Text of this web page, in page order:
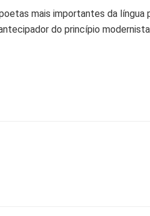
mais importantes da língua
do princípio